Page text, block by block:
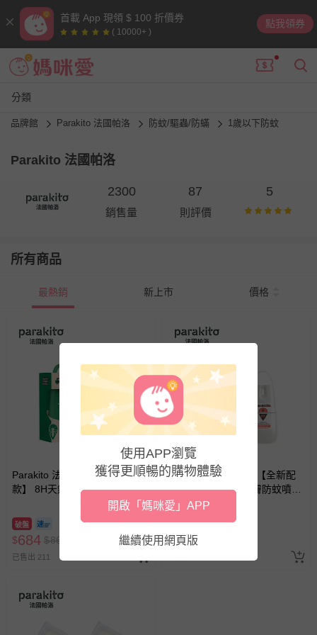
首載 App 現領 $ 100 折價券
( 10000+ )
點我領券
分類
品牌館 Parakito 法國帕洛 防蚊/驅蟲/防蟎 1歲以下防蚊
Parakito 法國帕洛
2300
銷售量
87
則評價
5
所有商品
最熱銷 新上市 價格
Parakito 法國帕洛 - 【經典
款】 8H天然植萃長效防蚊噴霧
防蚊液 長效 防水 強效-75ml
破盤
$684 $860
已售出 211
Parakito 法國帕洛 - 【全新配
方】6hr天然滋潤護膚防蚊噴霧
防蚊液 長效 防水 強效-75ml
8折
$684
使用APP瀏覽
獲得更順暢的購物體驗
開啟「媽咪愛」APP
繼續使用網頁版